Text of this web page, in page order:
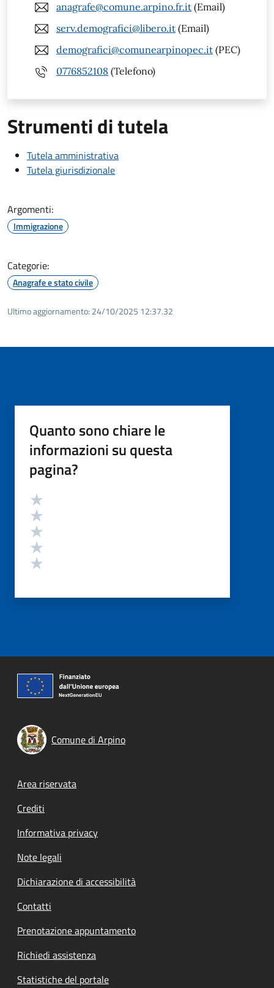
anagrafe@comune.arpino.fr.it (Email)
serv.demografici@libero.it (Email)
demografici@comunearpinopec.it (PEC)
0776852108 (Telefono)
Strumenti di tutela
Tutela amministrativa
Tutela giurisdizionale
Argomenti:
Immigrazione
Categorie:
Anagrafe e stato civile
Ultimo aggiornamento: 24/10/2025 12:37.32
Quanto sono chiare le
informazioni su questa
pagina?
Valutazione
Comune di Arpino
Footer menu
Area riservata
Crediti
Informativa privacy
Note legali
Dichiarazione di accessibilità
Contatti
Prenotazione appuntamento
Richiedi assistenza
Statistiche del portale